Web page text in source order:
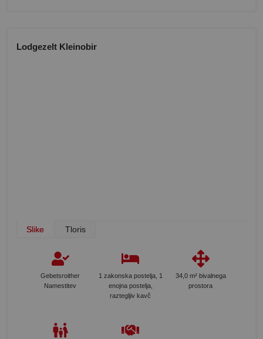
Lodgezelt Kleinobir
Slike Tloris
Gebetsroither
Namestitev
1 zakonska postelja, 1
enojna postelja,
raztegljiv kavč
34,0 m² bivalnega
prostora